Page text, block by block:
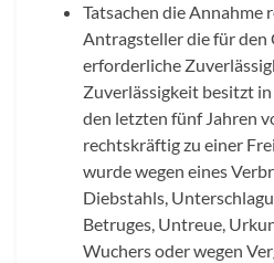
Tatsachen die Annahme
Antragsteller die für den
erforderliche
Zuverlässigkeit besitzt
den letzten fünf Jahren
rechtskräftig zu einer
wurde wegen eines
Diebstahls,
Betruges, Untreue,
Wuchers oder wegen